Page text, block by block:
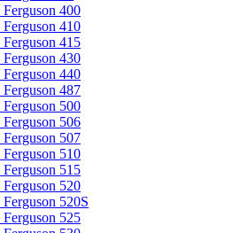
Ferguson 400
Ferguson 410
Ferguson 415
Ferguson 430
Ferguson 440
Ferguson 487
Ferguson 500
Ferguson 506
Ferguson 507
Ferguson 510
Ferguson 515
Ferguson 520
Ferguson 520S
Ferguson 525